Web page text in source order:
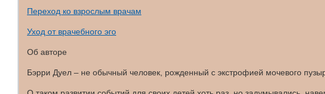
Переход ко взрослым врачам
Уход от врачебного эго
Об авторе
Бэрри Дуел – не обычный человек, рожденный с экстрофией мочевого